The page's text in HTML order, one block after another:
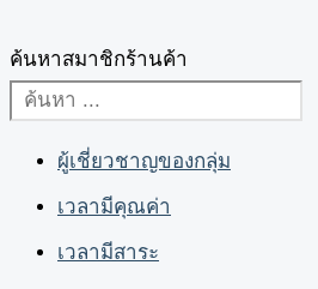
ค้นหาสมาชิกร้านค้า
ผู้เชี่ยวชาญของกลุ่ม
เวลามีคุณค่า
เวลามีสาระ